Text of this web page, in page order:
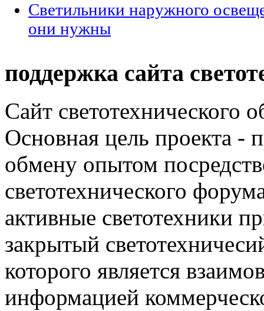
Светильники наружного
они нужны
поддержка сайта
Сайт светотехнического
Основная цель проекта -
обмену опытом
светотехнического
активные светотехники
закрытый
которого является
информацией